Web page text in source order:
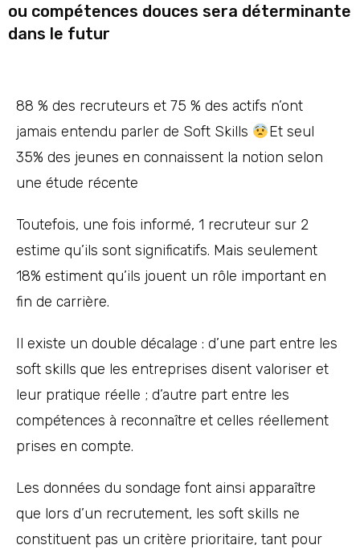
ou compétences douces sera déterminante
dans le futur
88 % des recruteurs et 75 % des actifs n’ont
jamais entendu parler de Soft Skills
Et seul
35% des jeunes en connaissent la notion selon
une étude récente
Toutefois, une fois informé, 1 recruteur sur 2
estime qu’ils sont significatifs. Mais seulement
18% estiment qu’ils jouent un rôle important en
fin de carrière.
Il existe un double décalage : d’une part entre les
soft skills que les entreprises disent valoriser et
leur pratique réelle ; d’autre part entre les
compétences à reconnaître et celles réellement
prises en compte.
Les données du sondage font ainsi apparaître
que lors d’un recrutement, les soft skills ne
constituent pas un critère prioritaire, tant pour